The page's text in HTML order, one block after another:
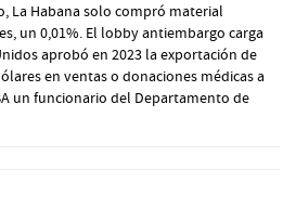
La Habana solo compró material
un 0,01%. El lobby antiembargo carga
aprobó en 2023 la exportación de
en ventas o donaciones médicas a
un funcionario del Departamento de